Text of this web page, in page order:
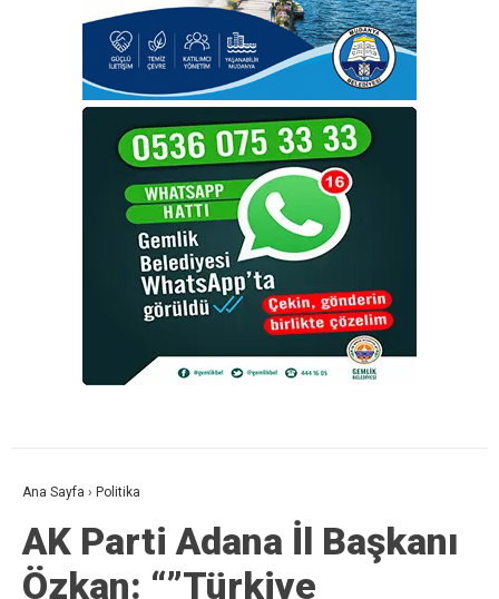
Ana Sayfa › Politika
AK Parti Adana İl Başkanı
Özkan: “”Türkiye